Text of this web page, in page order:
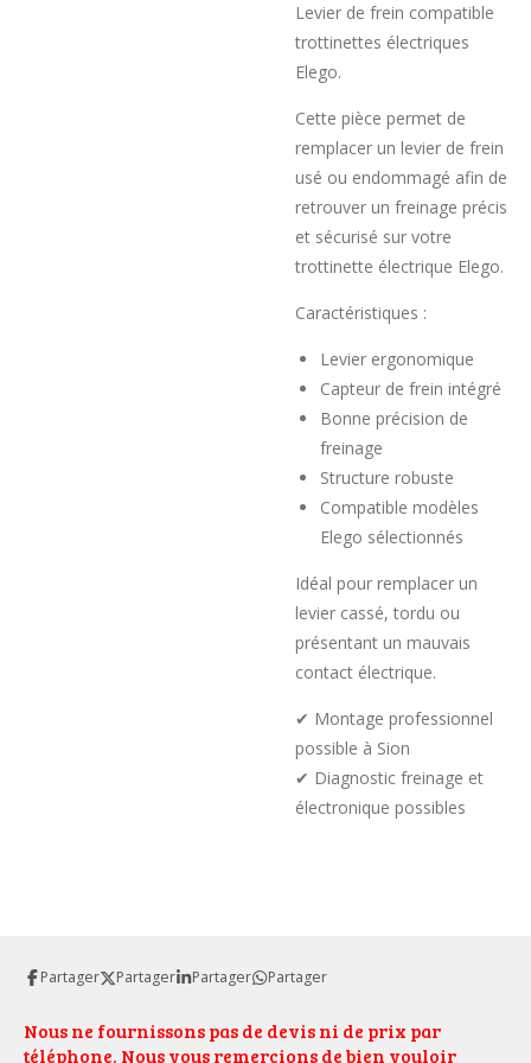
Levier de frein compatible
trottinettes électriques
Elego.
Cette pièce permet de
remplacer un levier de frein
usé ou endommagé afin de
retrouver un freinage précis
et sécurisé sur votre
trottinette électrique Elego.
Caractéristiques :
Levier ergonomique
Capteur de frein intégré
Bonne précision de
freinage
Structure robuste
Compatible modèles
Elego sélectionnés
Idéal pour remplacer un
levier cassé, tordu ou
présentant un mauvais
contact électrique.
✔ Montage professionnel
possible à Sion
✔ Diagnostic freinage et
électronique possibles
Partager Partager Partager Partager
Nous ne fournissons pas de devis ni de prix par
téléphone. Nous vous remercions de bien vouloir